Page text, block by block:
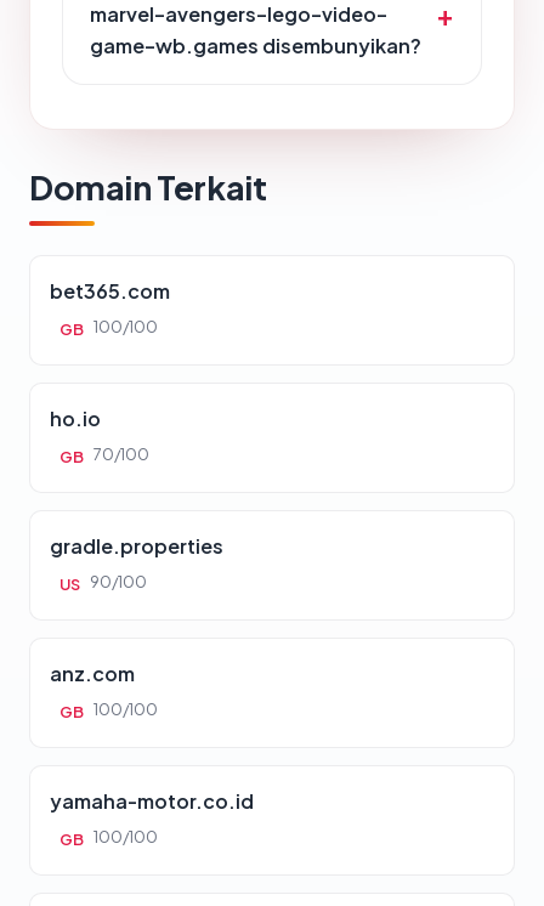
marvel-avengers-lego-video-
game-wb.games disembunyikan?
Domain Terkait
bet365.com
GB 100/100
ho.io
GB 70/100
gradle.properties
US 90/100
anz.com
GB 100/100
yamaha-motor.co.id
GB 100/100